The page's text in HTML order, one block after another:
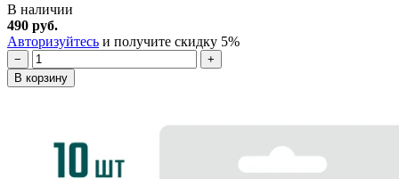
В наличии
490 руб.
Авторизуйтесь и получите скидку 5%
−
+
В корзину